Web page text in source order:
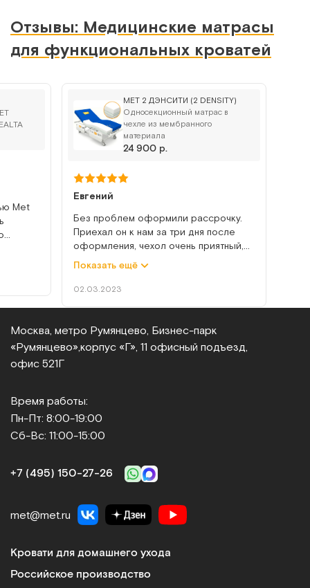
Отзывы: Медицинские матрасы
для функциональных кроватей
Met
сильно
MET 2 ДЭНСИТИ (2 DENSITY)
Односекционный матрас в
чехле из мембранного
материала
24 900 р.
Евгений
Без проблем оформили рассрочку.
Приехал он к нам за три дня после
оформления, чехол очень приятный,
мембранный, с влагоотведением,
обработанный от микробов и грибков.
Сам матрац двухслойный, упругий, но
Показать ещё
02.03.2023
Москва, метро Румянцево, Бизнес‑парк
«Румянцево», корпус «Г», 11 офисный подъезд,
офис 521Г
Время работы:
Пн-Пт: 8:00-19:00
Сб-Вс: 11:00-15:00
+7 (495) 150‑27‑26
met@met.ru
Кровати для домашнего ухода
Российское производство